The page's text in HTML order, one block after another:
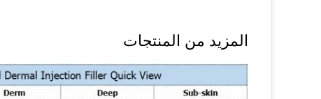
المزيد من المنتجات